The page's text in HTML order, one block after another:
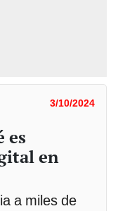
3/10/2024
es
en
a miles de